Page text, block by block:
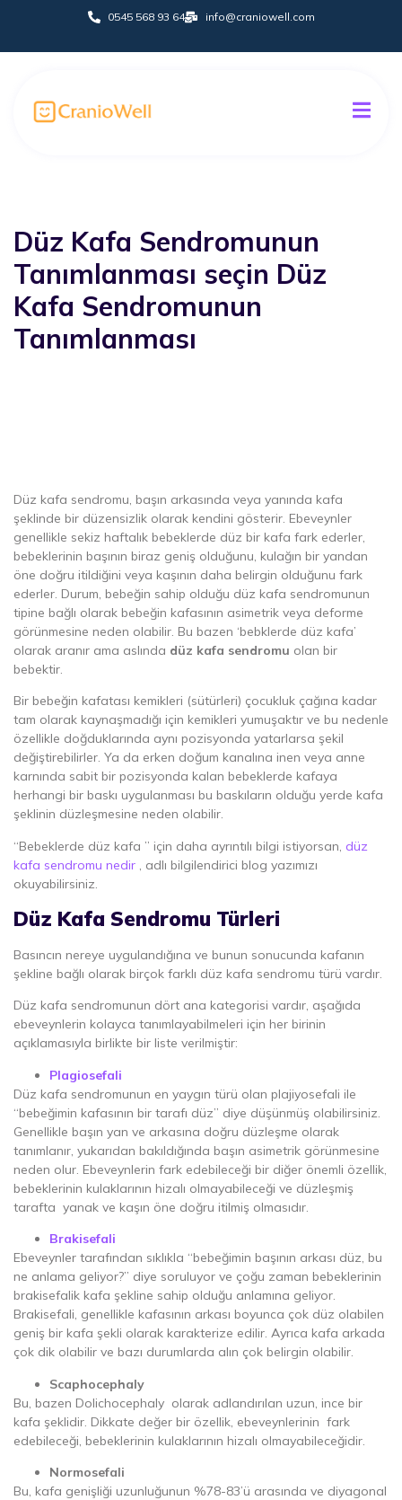
0545 568 93 64 info@craniowell.com
Düz Kafa Sendromunun
Tanımlanması seçin Düz
Kafa Sendromunun
Tanımlanması
Düz kafa sendromu, başın arkasında veya yanında kafa
şeklinde bir düzensizlik olarak kendini gösterir. Ebeveynler
genellikle sekiz haftalık bebeklerde düz bir kafa fark ederler,
bebeklerinin başının biraz geniş olduğunu, kulağın bir yandan
öne doğru itildiğini veya kaşının daha belirgin olduğunu fark
ederler. Durum, bebeğin sahip olduğu düz kafa sendromunun
tipine bağlı olarak bebeğin kafasının asimetrik veya deforme
görünmesine neden olabilir. Bu bazen ‘bebklerde düz kafa’
olarak aranır ama aslında düz kafa sendromu olan bir
bebektir.
Bir bebeğin kafatası kemikleri (sütürleri) çocukluk çağına kadar
tam olarak kaynaşmadığı için kemikleri yumuşaktır ve bu nedenle
özellikle doğduklarında aynı pozisyonda yatarlarsa şekil
değiştirebilirler. Ya da erken doğum kanalına inen veya anne
karnında sabit bir pozisyonda kalan bebeklerde kafaya
herhangi bir baskı uygulanması bu baskıların olduğu yerde kafa
şeklinin düzleşmesine neden olabilir.
“Bebeklerde düz kafa ” için daha ayrıntılı bilgi istiyorsan, düz
kafa sendromu nedir , adlı bilgilendirici blog yazımızı
okuyabilirsiniz.
Düz Kafa Sendromu Türleri
Basıncın nereye uygulandığına ve bunun sonucunda kafanın
şekline bağlı olarak birçok farklı düz kafa sendromu türü vardır.
Düz kafa sendromunun dört ana kategorisi vardır, aşağıda
ebeveynlerin kolayca tanımlayabilmeleri için her birinin
açıklamasıyla birlikte bir liste verilmiştir:
Plagiosefali
Düz kafa sendromunun en yaygın türü olan plajiyosefali ile
“bebeğimin kafasının bir tarafı düz” diye düşünmüş olabilirsiniz.
Genellikle başın yan ve arkasına doğru düzleşme olarak
tanımlanır, yukarıdan bakıldığında başın asimetrik görünmesine
neden olur. Ebeveynlerin fark edebileceği bir diğer önemli özellik,
bebeklerinin kulaklarının hizalı olmayabileceği ve düzleşmiş
tarafta yanak ve kaşın öne doğru itilmiş olmasıdır.
Brakisefali
Ebeveynler tarafından sıklıkla “bebeğimin başının arkası düz, bu
ne anlama geliyor?” diye soruluyor ve çoğu zaman bebeklerinin
brakisefalik kafa şekline sahip olduğu anlamına geliyor.
Brakisefali, genellikle kafasının arkası boyunca çok düz olabilen
geniş bir kafa şekli olarak karakterize edilir. Ayrıca kafa arkada
çok dik olabilir ve bazı durumlarda alın çok belirgin olabilir.
Scaphocephaly
Bu, bazen Dolichocephaly olarak adlandırılan uzun, ince bir
kafa şeklidir. Dikkate değer bir özellik, ebeveynlerinin fark
edebileceği, bebeklerinin kulaklarının hizalı olmayabileceğidir.
Normosefali
Bu, kafa genişliği uzunluğunun %78-83’ü arasında ve diyagonal